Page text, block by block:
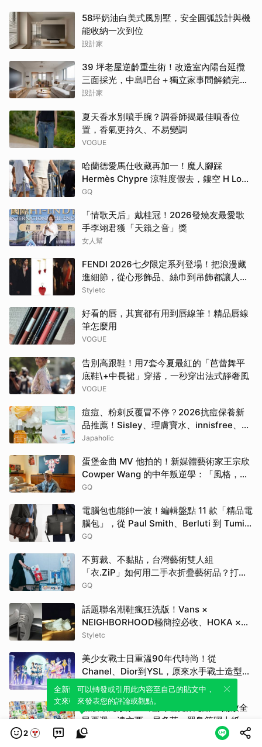
58坪奶油白美式風別墅，安全圓弧設計與機
能收納一次到位
設計家
39 坪老屋逆齡重生術！改造室內陽台延攬
三面採光，中島吧台＋獨立家事間解鎖完美
家務路徑
設計家
夏天香水別噴手腕？調香師揭最佳噴香位
置，香氣更持久、不易變調
VOGUE
哈蘭德愛馬仕收藏再加一！魔人腳踩
Hermès Chypre 涼鞋度假去，鏤空 H Logo
大展慵懶高級感！
GQ
「情歌天后」戴桂冠！2026發燒友最愛歌
手李翊君獲「天籟之音」獎
女人幫
FENDI 2026七夕限定系列登場！把浪漫藏
進細節，從心形飾品、絲巾到吊飾都讓人一
眼心動
Styletc
好看的唇，其實都有用到唇線筆！精品唇線
筆怎麼用
VOGUE
告別高跟鞋！用7套今夏最紅的「芭蕾舞平
底鞋\+中長裙」穿搭，一秒穿出法式靜奢風
VOGUE
痘痘、粉刺反覆冒不停？2026抗痘保養新
品推薦！Sisley、理膚寶水、innisfree、
Bifesta 4大爆款一次看
Japaholic
蛋堡金曲 MV 他拍的！新媒體藝術家王宗欣
Cowper Wang 的中年叛逆學：「風格，是
選擇要留下什麼。」
GQ
電腦包也能帥一波！編輯盤點 11 款「精品電
腦包」，從 Paul Smith、Berluti 到 Tumi
包款通通有！
GQ
不剪裁、不黏貼，台灣藝術雙人組
「衣.ZiP」如何用二手衣折疊藝術品？打破
大眾對舊衣回收的想像
GQ
話題聯名潮鞋瘋狂洗版！Vans ×
NEIGHBORHOOD極簡控必收、HOKA ×
BEAMS根本穿上腳的藝術品
Styletc
美少女戰士日重溫90年代時尚！從
Chanel、Dior到YSL，原來水手戰士造型都
來自伸展台
VOGUE
新版歐元鈔票 10 組入選設計亮點！ 開放全
民票選，達文西、貝多芬、翠鳥等躍上紙鈔
一次看
Shopping Design
2
全新體驗！一鍵引用此內容，透過發布貼
文來輕鬆表達個人立場。
可以轉發或引用此內容至自己的貼文中，
來發表您的評論或觀點。